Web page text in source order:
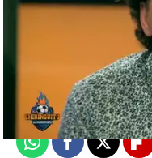
Madrid
Publicado:15 de
WhatsappFacebook
X